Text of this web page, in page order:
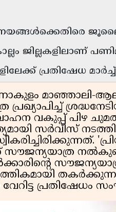
ജില്ലകളിലാണ്
പ്രതിഷേധ
മാഞ്ഞാലി-
വകുപ്പ് പിഴ
സർവീസ്
സൗജന്യയാത്ര
പ്രതിഷേധം